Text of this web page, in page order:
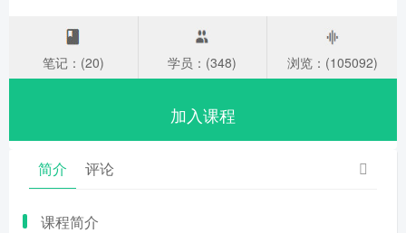
笔记：(20) 学员：(348) 浏览：(105092)
加入课程
简介 评论
课程简介